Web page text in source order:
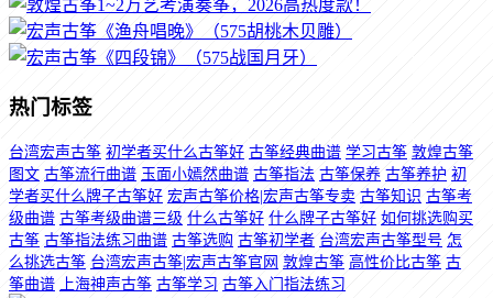
热门标签
台湾宏声古筝 初学者买什么古筝好 古筝经典曲谱 学习古筝 敦煌古筝
图文 古筝流行曲谱 玉面小嫣然曲谱 古筝指法 古筝保养 古筝养护 初
学者买什么牌子古筝好 宏声古筝价格|宏声古筝专卖 古筝知识 古筝考
级曲谱 古筝考级曲谱三级 什么古筝好 什么牌子古筝好 如何挑选购买
古筝 古筝指法练习曲谱 古筝选购 古筝初学者 台湾宏声古筝型号 怎
么挑选古筝 台湾宏声古筝|宏声古筝官网 敦煌古筝 高性价比古筝 古
筝曲谱
上海神声古筝 古筝学习 古筝入门指法练习